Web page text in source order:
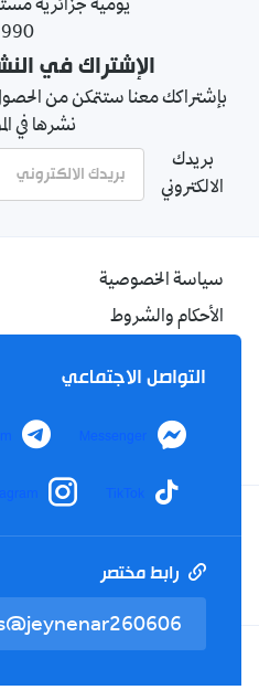
يومية جزائرية
الإشتراك في
بإشتراكك معنا ستتمكن من
نشرها في
بريدك
الالكتروني
سياسة الخصوصية
الأحكام والشروط
اتصل بنا
من نحن
Facebook
YouTube
- eMail :info@elkhabar.com
التواصل الاجتماعي
Messenger
TikTok
رابط مختصر